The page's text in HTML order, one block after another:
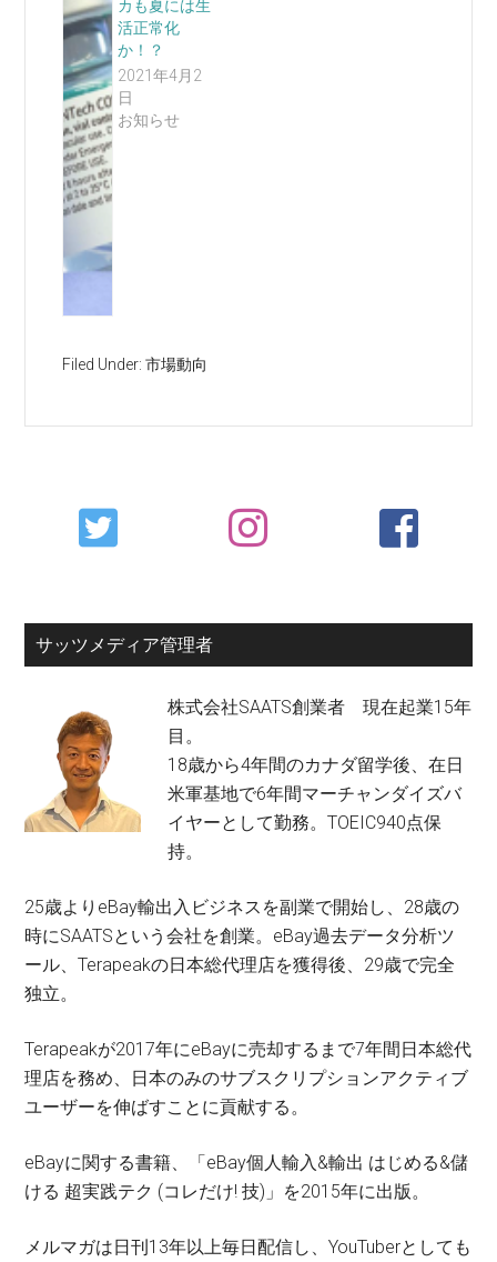
カも夏には生
活正常化
か！？
2021年4月2
日
お知らせ
Filed Under:市場動向
Primary
Sidebar
サッツメディア管理者
株式会社SAATS創業者 現在起業15年
目。
18歳から4年間のカナダ留学後、在日
米軍基地で6年間マーチャンダイズバ
イヤーとして勤務。TOEIC940点保
持。
25歳よりeBay輸出入ビジネスを副業で開始し、28歳の
時にSAATSという会社を創業。eBay過去データ分析ツ
ール、Terapeakの日本総代理店を獲得後、29歳で完全
独立。
Terapeakが2017年にeBayに売却するまで7年間日本総代
理店を務め、日本のみのサブスクリプションアクティブ
ユーザーを伸ばすことに貢献する。
eBayに関する書籍、「eBay個人輸入&輸出 はじめる&儲
ける 超実践テク (コレだけ! 技)」を2015年に出版。
メルマガは日刊13年以上毎日配信し、YouTuberとしても